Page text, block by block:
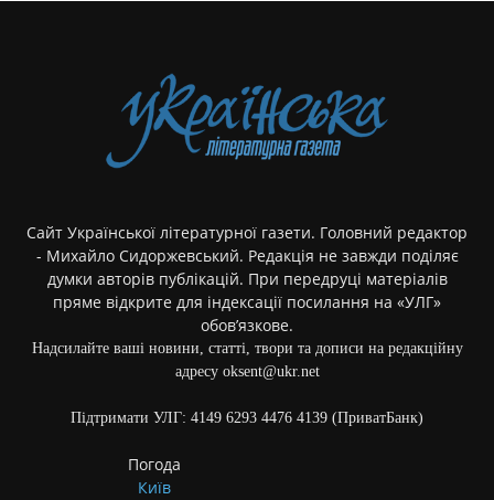
Сайт Української літературної газети. Головний редактор
- Михайло Сидоржевський. Редакція не завжди поділяє
думки авторів публікацій. При передруці матеріалів
пряме відкрите для індексації посилання на «УЛГ»
обов’язкове.
Надсилайте ваші новини, статті, твори та дописи на редакційну
адресу oksent@ukr.net
Підтримати УЛГ: 4149 6293 4476 4139 (ПриватБанк)
Погода
Київ